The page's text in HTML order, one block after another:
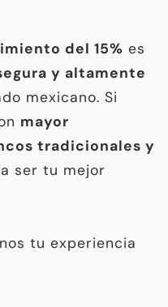
del 15% es
y altamente
mexicano. Si
mayor
tradicionales y
ser tu mejor
tu experiencia